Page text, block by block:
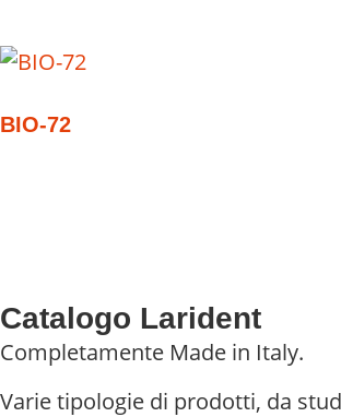
BIO-72
Catalogo Larident
Completamente Made in Italy.
Varie tipologie di prodotti, da